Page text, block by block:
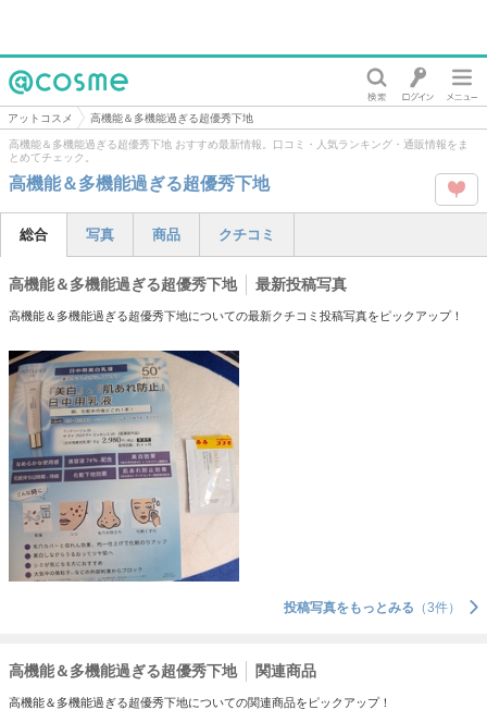
@cosme
アットコスメ 高機能＆多機能過ぎる超優秀下地
高機能＆多機能過ぎる超優秀下地 おすすめ最新情報。口コミ・人気ランキング・通販情報をま
とめてチェック。
高機能＆多機能過ぎる超優秀下地
タグ
Like
総合 写真 商品 クチコミ
高機能＆多機能過ぎる超優秀下地 最新投稿写真
高機能＆多機能過ぎる超優秀下地についての最新クチコミ投稿写真をピックアップ！
投稿写真をもっとみる （3件）
高機能＆多機能過ぎる超優秀下地 関連商品
高機能＆多機能過ぎる超優秀下地についての関連商品をピックアップ！